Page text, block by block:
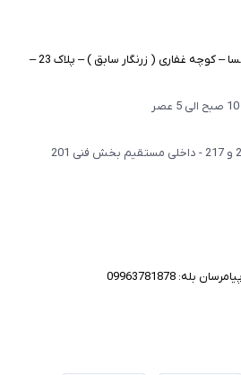
تهران - بلوار میرداماد – خیابان نسا – کوچه غفاری ( زرنگار سابق ) – پلاک 23 –
09963781878